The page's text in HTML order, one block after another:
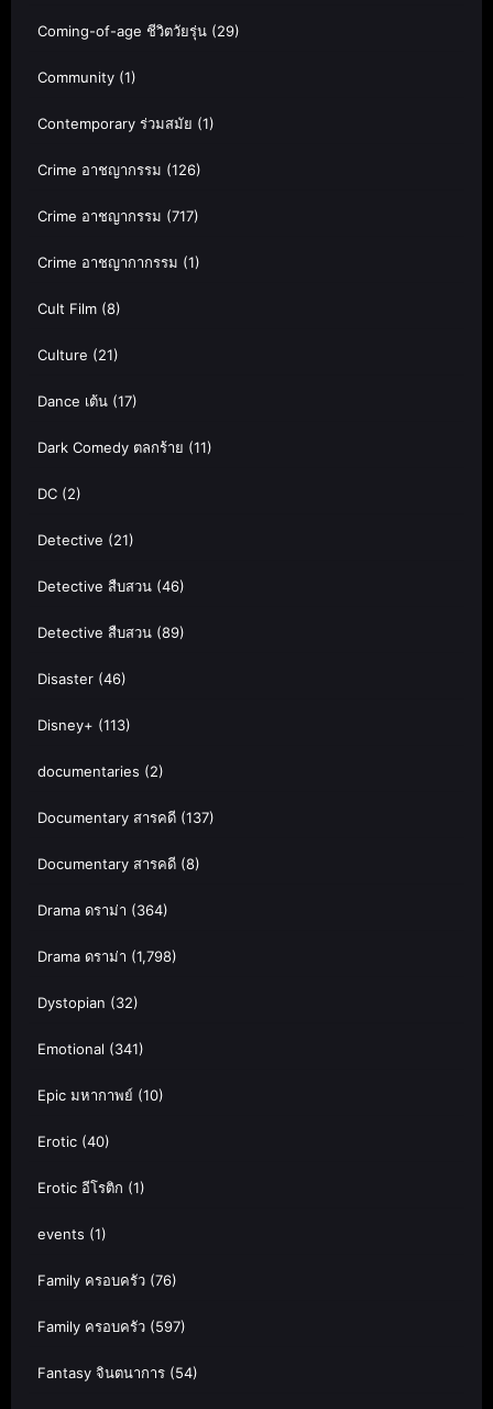
Coming-of-age ชีวิตวัยรุ่น (29)
Community (1)
Contemporary ร่วมสมัย (1)
Crime อาชญากรรม (126)
Crime อาชญากรรม (717)
Crime อาชญากากรรม (1)
Cult Film (8)
Culture (21)
Dance เต้น (17)
Dark Comedy ตลกร้าย (11)
DC (2)
Detective (21)
Detective สืบสวน (46)
Detective สืบสวน (89)
Disaster (46)
Disney+ (113)
documentaries (2)
Documentary สารคดี (137)
Documentary สารคดี (8)
Drama ดราม่า (364)
Drama ดราม่า (1,798)
Dystopian (32)
Emotional (341)
Epic มหากาพย์ (10)
Erotic (40)
Erotic อีโรติก (1)
events (1)
Family ครอบครัว (76)
Family ครอบครัว (597)
Fantasy จินตนาการ (54)